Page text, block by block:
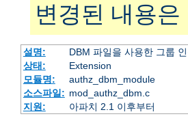
변경된 내용
설명:
DBM 파일을 사용한 그룹
상태:
Extension
모듈명:
authz_dbm_module
소스파일: mod_authz_dbm.c
지원:
아파치 2.1 이후부터